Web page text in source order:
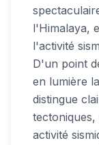
l'Himalaya,
l'activité
D'un point
en lumière
distingue
activité